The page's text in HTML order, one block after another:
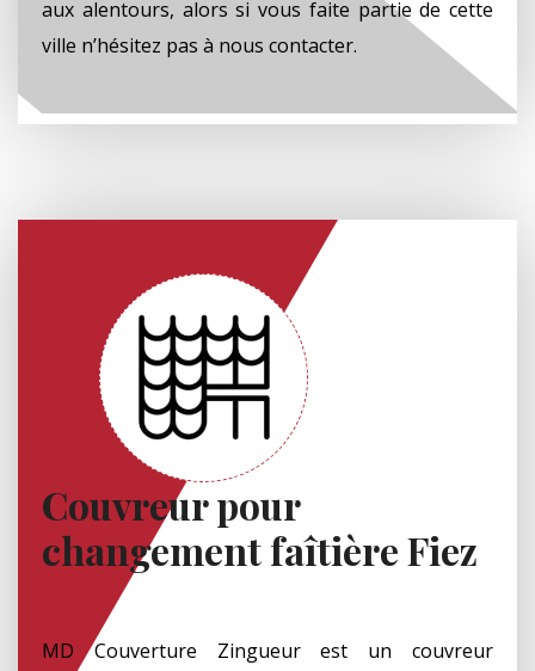
aux alentours, alors si vous faite partie de cette
ville n’hésitez pas à nous contacter.
Couvreur pour
changement faîtière Fiez
MD Couverture Zingueur est un couvreur